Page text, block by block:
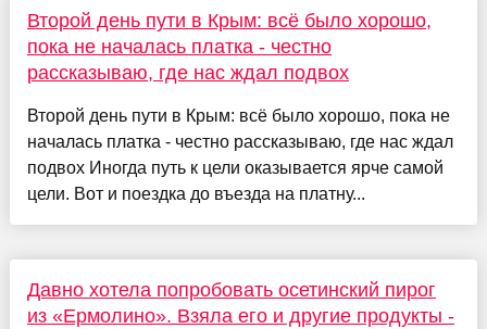
Второй день пути в Крым: всё было хорошо,
пока не началась платка - честно
рассказываю, где нас ждал подвох
Второй день пути в Крым: всё было хорошо, пока не
началась платка - честно рассказываю, где нас ждал
подвох Иногда путь к цели оказывается ярче самой
цели. Вот и поездка до въезда на платну...
Давно хотела попробовать осетинский пирог
из «Ермолино». Взяла его и другие продукты -